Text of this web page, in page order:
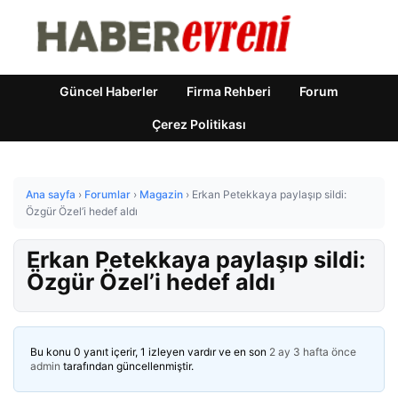
Güncel Haberler Firma Rehberi Forum
Çerez Politikası
Ana sayfa › Forumlar › Magazin › Erkan Petekkaya paylaşıp sildi:
Özgür Özel’i hedef aldı
Erkan Petekkaya paylaşıp sildi:
Özgür Özel’i hedef aldı
Bu konu 0 yanıt içerir, 1 izleyen vardır ve en son 2 ay 3 hafta önce
admin tarafından güncellenmiştir.